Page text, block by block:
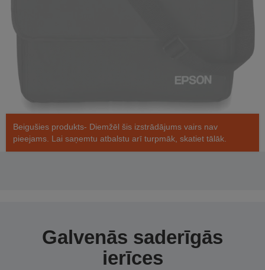
Beigušies produkts- Diemžēl šis izstrādājums vairs nav
pieejams. Lai saņemtu atbalstu arī turpmāk, skatiet tālāk.
Galvenās saderīgās
ierīces